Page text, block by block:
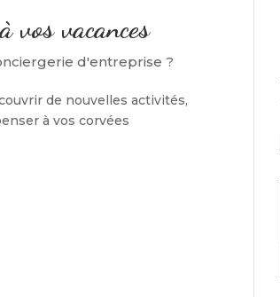
vos vacances
d'entreprise ?
de nouvelles activités,
à vos corvées